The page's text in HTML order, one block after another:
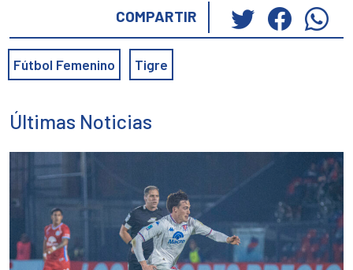
COMPARTIR
Haz
clic
abre
en
ventana
nueva)
Haz
clic
abre
en
una
nueva)
en
Fútbol Femenino Tigre
Últimas Noticias